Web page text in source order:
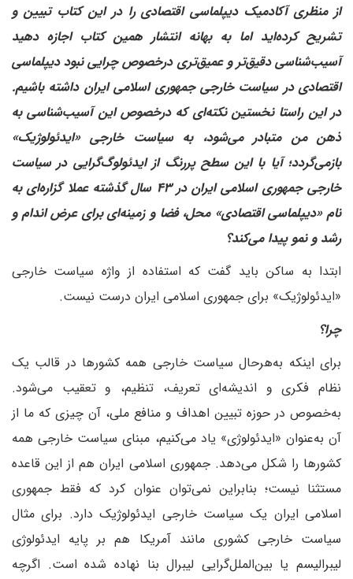
از منظری آکادمیک دیپلماسی اقتصادی را در این کتاب تبیین و
تشریح کرده‌اید اما به بهانه انتشار همین کتاب اجازه دهید
آسیب‌شناسی دقیق‌تر و عمیق‌تری درخصوص چرایی نبود دیپلماسی
اقتصادی در سیاست خارجی جمهوری اسلامی ایران داشته باشیم.
در این راستا نخستین نکته‌ای که درخصوص این آسیب‌شناسی به
ذهن من متبادر می‌شود، به سیاست خارجی «ایدئولوژیک»
باز‌می‌گردد؛ آیا با این سطح پررنگ از ایدئولوگ‌گرایی در سیاست
خارجی جمهوری اسلامی ایران در ۴۳ سال گذشته عملا گزاره‌ای به
نام «دیپلماسی اقتصادی» محل، فضا و زمینه‌ای برای عرض اندام و
رشد و نمو پیدا می‌کند؟
‌ابتدا به ساکن باید گفت که استفاده از واژه سیاست خارجی
«ایدئولوژیک» برای جمهوری اسلامی ایران درست نیست.
‌چرا؟
برای اینکه به‌هر‌حال سیاست خارجی همه کشورها در قالب یک
نظام فکری و اندیشه‌ای تعریف، تنظیم، و تعقیب می‌شود.
به‌خصوص در حوزه تبیین اهداف و منافع ملی، آن چیزی که ما از
آن به‌عنوان «ایدئولوژی» یاد می‌کنیم، مبنای سیاست خارجی همه
کشورها را شکل می‌دهد. جمهوری اسلامی ایران هم از این قاعده
مستثنا نیست؛ بنابراین نمی‌توان عنوان کرد که فقط جمهوری
اسلامی ایران یک سیاست خارجی ایدئولوژیک دارد. برای مثال
سیاست خارجی کشوری مانند آمریکا هم بر پایه ایدئولوژی
لیبرالیسم یا بین‌الملل‌گرایی لیبرال بنا نهاده شده است. اگرچه